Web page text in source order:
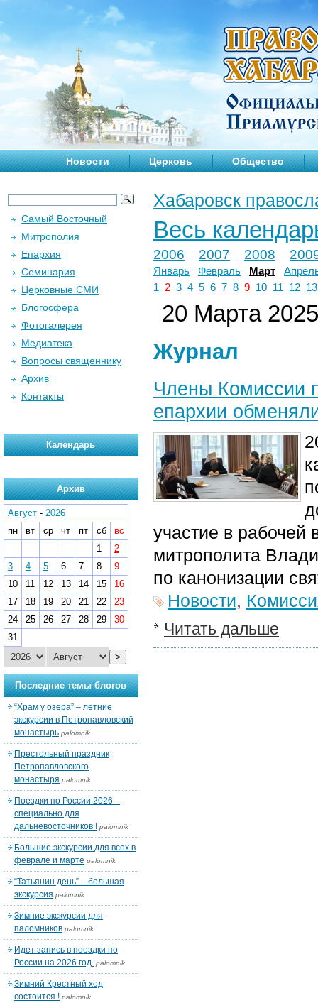
Новости Церковь Общество
Хабаровск
Весь
2006 2007 2008
Январь Февраль Март
1
2 3 4 5 6 7 8 9 10 11 12 13
20 Марта 2025
Журнал
Члены Комиссии
епархии
участие в рабочей
митрополита
по канонизации
Новости,
Читать дальше
Самый Восточный
Митрополия
Епархия
Семинария
Церковные СМИ
Блогосфера
Фотогалерея
Медиатека
Вопросы священнику
Архив
Контакты
Календарь
Архив
Август - 2026
пн
вт ср чт пт сб
вс
1
2
3
4 5 6 7 8
9
10
11 12 13 14 15
16
17
18 19 20 21 22
23
24
25 26 27 28 29
30
31
>
Последние темы блогов
“Храм у озера” – летние
экскурсии в Петропавловский
монастырь palomnik
Престольный праздник
Петропавловского
монастыря palomnik
Поездки по России 2026 –
специально для
дальневосточников ! palomnik
Большие экскурсии для всех в
феврале и марте palomnik
“Татьянин день” – большая
экскурсия palomnik
Зимние экскурсии для
паломников palomnik
Идет запись в поездки по
России на 2026 год. palomnik
Зимний Крестный ход
состоится ! palomnik